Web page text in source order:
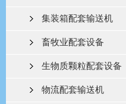
集装箱配套输送机
畜牧业配套设备
生物质颗粒配套设备
物流配套输送机